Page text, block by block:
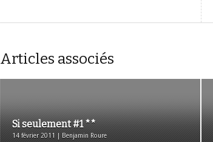
Articles associés
Si seulement #1 **
14 février 2011 | Benjamin Roure